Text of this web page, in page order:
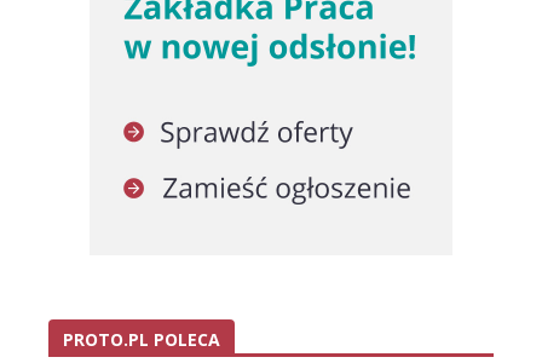
PROTO.PL POLECA